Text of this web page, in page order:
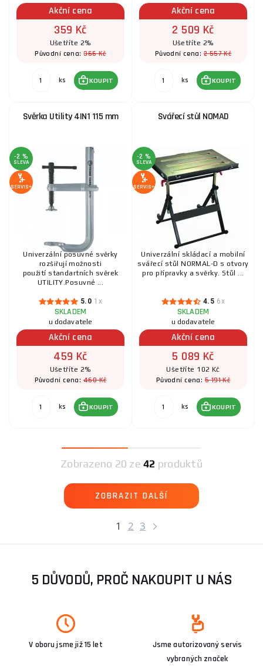
Akční cena
359 Kč
Ušetříte 2%
Původní cena:366 Kč
ks KOUPIT
Akční cena
2 509 Kč
Ušetříte 2%
Původní cena:2 557 Kč
ks KOUPIT
Svěrka Utility 4IN1 115 mm
-2 %
SLEVA
SERVIS+
Univerzální posuvné svěrky
rozšiřují možnosti
použití standartních svěrek
UTILITY.Posuvné ...
5.0 1x
SKLADEM
u dodavatele
Akční cena
459 Kč
Ušetříte 2%
Původní cena:460 Kč
ks KOUPIT
Svářecí stůl NOMAD
-2 %
SLEVA
SERVIS+
Univerzální skládací a mobilní
svářecí stůl NORMAL-D s otvory
pro přípravky a svěrky. Stůl ...
4.5 6x
SKLADEM
u dodavatele
Akční cena
5 089 Kč
Ušetříte 102 Kč
Původní cena:5 191 Kč
ks KOUPIT
1 2 3
Zobrazeno 20 ze42 produktů
ZOBRAZIT DALŠÍ
5 DŮVODŮ, PROČ NAKOUPIT U NÁS
V oboru jsme již 15 let
Jsme autorizovaný servis
vybraných značek